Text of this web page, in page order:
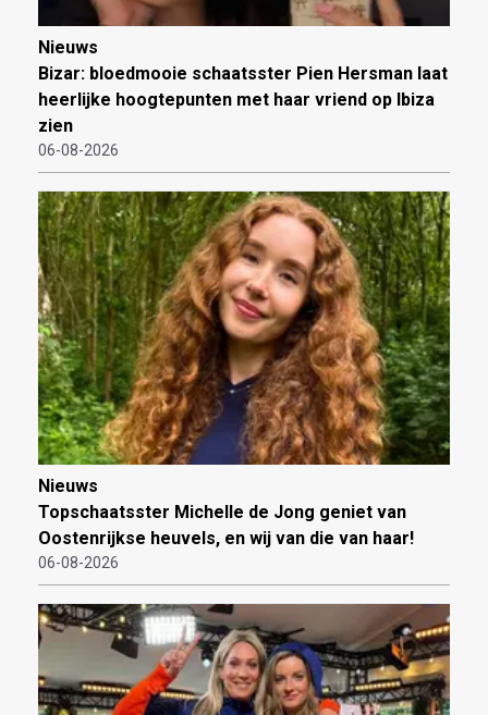
Nieuws
Bizar: bloedmooie schaatsster Pien Hersman laat
heerlijke hoogtepunten met haar vriend op Ibiza
zien
06-08-2026
Nieuws
Topschaatsster Michelle de Jong geniet van
Oostenrijkse heuvels, en wij van die van haar!
06-08-2026